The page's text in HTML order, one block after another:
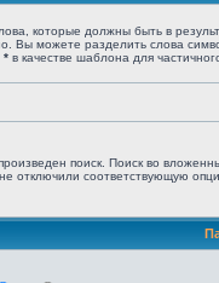
которые должны быть в
Вы можете разделить слова
* в качестве шаблона для
поиск. Поиск во
отключили соответствующую